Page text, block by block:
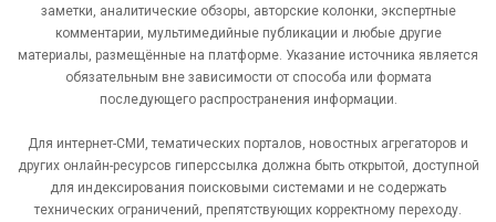
заметки, аналитические обзоры, авторские колонки, экспертные
комментарии, мультимедийные публикации и любые другие
материалы, размещённые на платформе. Указание источника является
обязательным вне зависимости от способа или формата
последующего распространения информации.
Для интернет-СМИ, тематических порталов, новостных агрегаторов и
других онлайн-ресурсов гиперссылка должна быть открытой, доступной
для индексирования поисковыми системами и не содержать
технических ограничений, препятствующих корректному переходу.